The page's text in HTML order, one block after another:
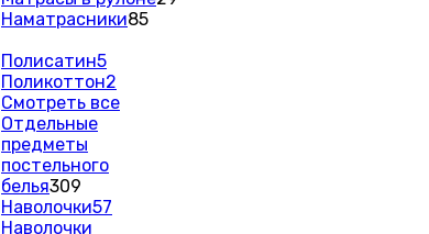
Наматрасники85
Полисатин5
Поликоттон2
Смотреть все
Отдельные
предметы
постельного
белья309
Наволочки57
Наволочки